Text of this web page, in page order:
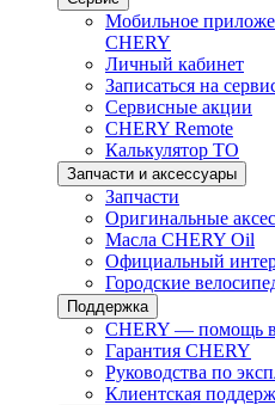
Мобильное
CHERY
Личный кабинет
Записаться на
Сервисные акции
CHERY Remote
Калькулятор ТО
Запчасти и аксессуары
Запчасти
Оригинальные
Масла CHERY Oil
Официальный
Городские
Поддержка
CHERY — помощь
Гарантия CHERY
Руководства по
Клиентская